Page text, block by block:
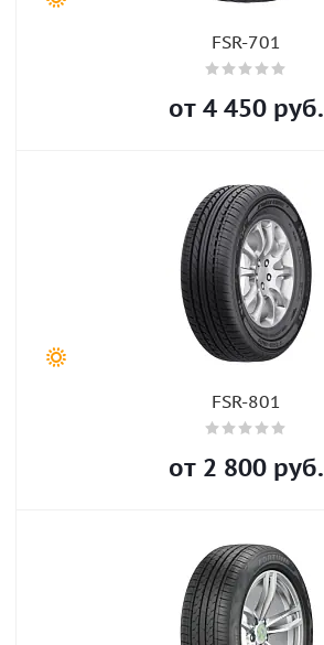
FSR-701
от 4 450руб.
FSR-801
от 2 800руб.